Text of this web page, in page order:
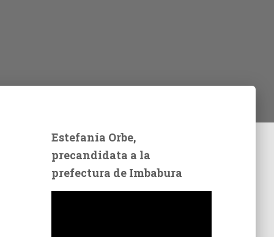
Estefanía Orbe,
precandidata a la
prefectura de Imbabura